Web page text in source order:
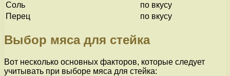
Соль
по вкусу
Перец
по вкусу
Выбор мяса для стейка
Вот несколько основных факторов, которые следует
учитывать при выборе мяса для стейка: